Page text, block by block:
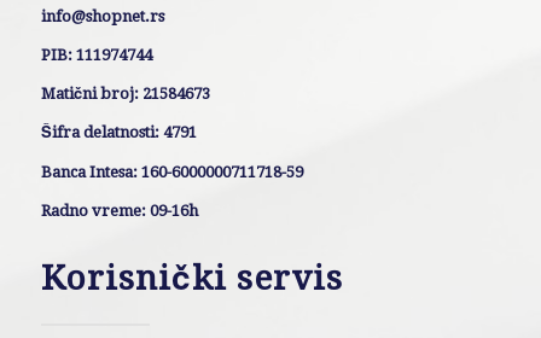
info@shopnet.rs
PIB: 111974744
Matični broj: 21584673
Šifra delatnosti: 4791
Banca Intesa: 160-6000000711718-59
Radno vreme: 09-16h
Korisnički servis